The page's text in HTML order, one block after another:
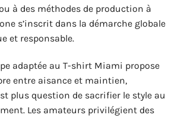
à des méthodes de production à
s’inscrit dans la démarche globale
et responsable.
adaptée au T-shirt Miami propose
entre aisance et maintien,
plus question de sacrifier le style au
Les amateurs privilégient des